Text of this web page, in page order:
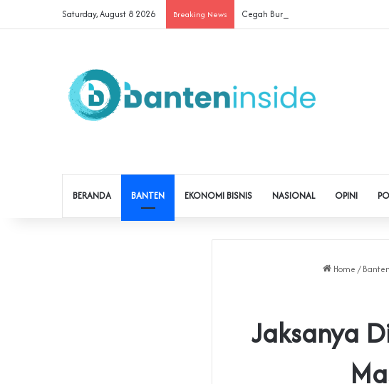
Saturday, August 8 2026 Breaking News Cegah Buruh Terjerat Judol dan
BERANDA BANTEN EKONOMI BISNIS NASIONAL OPINI
Home / Banten
Jaksanya